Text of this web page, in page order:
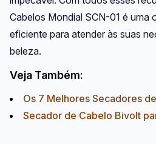
Cabelos Mondial SCN-01 é uma
eficiente para atender às suas
beleza.
Veja Também:
Os 7 Melhores Secadores
Secador de Cabelo Bivolt